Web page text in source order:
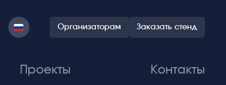
Организаторам Заказать стенд
Проекты Контакты